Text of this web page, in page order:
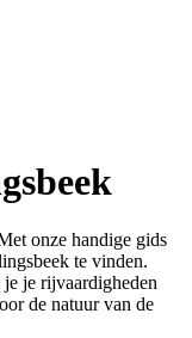
onze handige gids
te vinden.
je rijvaardigheden
de natuur van de